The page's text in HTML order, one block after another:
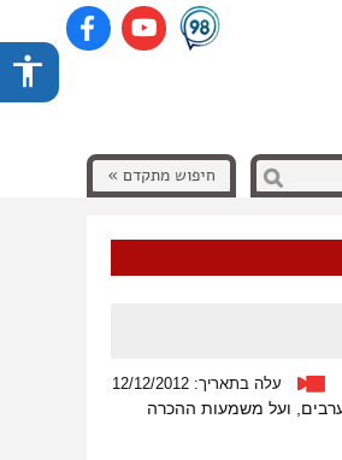
חיפוש מתקדם »
עלה בתאריך: 12/12/2012
ועל משמעות ההכרה